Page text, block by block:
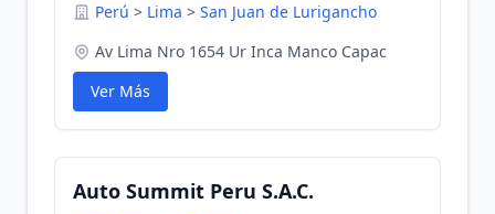
Perú > Lima > San Juan de Lurigancho
Av Lima Nro 1654 Ur Inca Manco Capac
Ver Más
Auto Summit Peru S.A.C.